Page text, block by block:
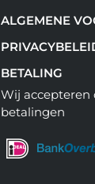
ALGEMENE
BETALING
Wij accepteren
betalingen